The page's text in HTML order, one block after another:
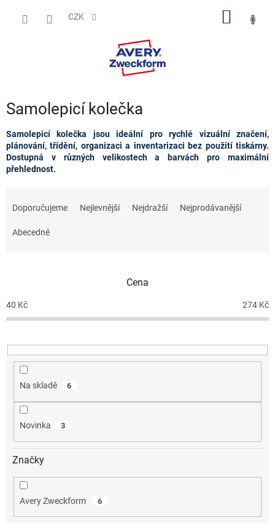
CZK
Samolepicí kolečka
Samolepicí kolečka jsou ideální pro rychlé vizuální značení,
plánování, třídění, organizaci a inventarizaci bez použití tiskárny.
Dostupná v různých velikostech a barvách pro maximální
přehlednost.
o
d
k
t
Doporučujeme Nejlevnější Nejdražší Nejprodávanější
Abecedně
Cena
40 Kč 274 Kč
Na skladě 6
Novinka 3
Značky
Avery Zweckform 6